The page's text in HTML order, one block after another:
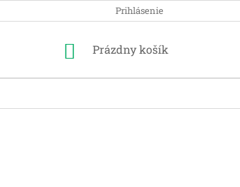
Prihlásenie
Nákupný
Prázdny košík